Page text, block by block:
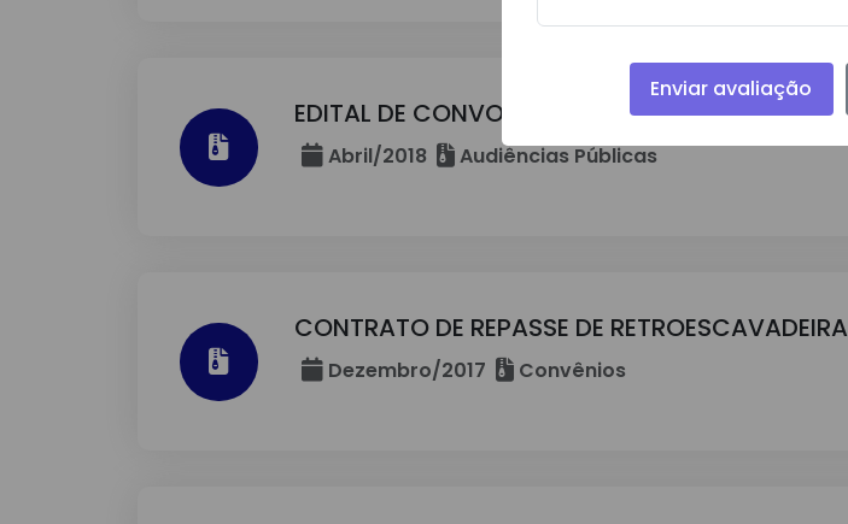
EDITAL DE CONVOCAÇÃO(ERRATA)
Abril/2018 Audiências Públicas
CONTRATO DE REPASSE DE RETROESCAVADEIRA
Dezembro/2017 Convênios
Enviar avaliação